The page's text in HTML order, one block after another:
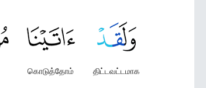
திட்டவட்டமாக
கொடுத்தோம்